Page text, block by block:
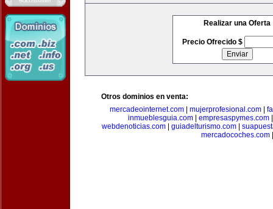
Realizar una Oferta
Precio Ofrecido $
Otros dominios en venta:
mercadeointernet.com
mujerprofesional.com
inmueblesguia.com| empresaspymes.com
webdenoticias.com
guiadelturismo.com
mercadocoches.com|